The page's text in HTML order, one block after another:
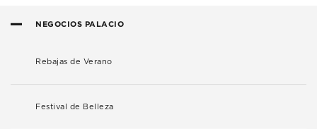
NEGOCIOS PALACIO
Rebajas de Verano
Festival de Belleza